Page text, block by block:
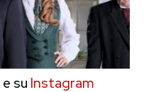
e su Instagram